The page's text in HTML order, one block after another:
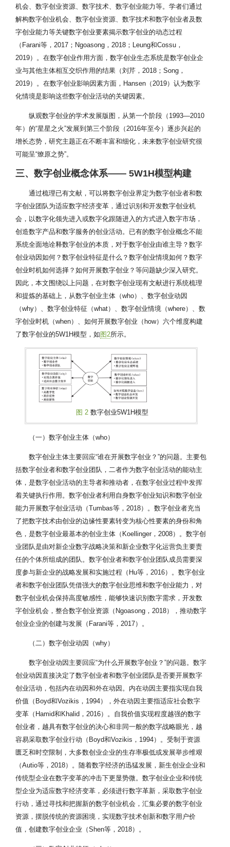
机会、数字创业资源、数字技术、数字创业能力等。学者们通过
解构数字创业机会、数字创业资源、数字技术和数字创业者及数
字创业能力等关键数字创业要素揭示数字创业的动态过程
（Farani等，2017；Ngoasong，2018；Leung和Cossu，
2019）。在数字创业作用方面，数字创业生态系统是数字创业企
业与其他主体相互交织作用的结果（刘芹，2018；Song，
2019）。在数字创业影响因素方面，Hansen（2019）认为数字
化情境是影响这些数字创业活动的关键因素。
纵观数字创业的学术发展版图，从第一个阶段（1993—2010
年）的“星星之火”发展到第三个阶段（2016年至今）逐步兴起的
增长态势，研究主题正在不断丰富和细化，未来数字创业研究很
可能呈“燎原之势”。
三、数字创业概念体系—— 5W1H模型构建
通过梳理已有文献，可以将数字创业界定为数字创业者和数
字创业团队为适应数字经济变革，通过识别和开发数字创业机
会，以数字化领先进入或数字化跟随进入的方式进入数字市场，
创造数字产品和数字服务的创业活动。已有的数字创业概念不能
系统全面地诠释数字创业的本质，对于数字创业由谁主导？数字
创业动因如何？数字创业特征是什么？数字创业情境如何？数字
创业时机如何选择？如何开展数字创业？等问题缺少深入研究。
因此，本文围绕以上问题，在对数字创业现有文献进行系统梳理
和提炼的基础上，从数字创业主体（who）、数字创业动因
（why）、数字创业特征（what）、数字创业情境（where）、数
字创业时机（when）、如何开展数字创业（how）六个维度构建
了数字创业的5W1H模型，如 图2所示。
图 2 数字创业5W1H模型
（一）数字创业主体（who）
数字创业主体主要回应“谁在开展数字创业？”的问题。主要包
括数字创业者和数字创业团队，二者作为数字创业活动的能动主
体，是数字创业活动的主导者和推动者，在数字创业过程中发挥
着关键执行作用。数字创业者利用自身数字创业知识和数字创业
能力开展数字创业活动（Tumbas等，2018）。数字创业者充当
了把数字技术由创业的边缘性要素转变为核心性要素的身份和角
色，是数字创业最基本的创业主体（Koellinger，2008）。数字创
业团队是由对新企业数字战略决策和新企业数字化运营负主要责
任的个体所组成的团队。数字创业者和数字创业团队成员需要深
度参与新企业的战略发展和实施过程（Hu等，2016）。数字创业
者和数字创业团队凭借强大的数字创业思维和数字创业能力，对
数字创业机会保持高度敏感性，能够快速识别数字需求，开发数
字创业机会，整合数字创业资源（Ngoasong，2018），推动数字
创业企业的创建与发展（Farani等，2017）。
（二）数字创业动因（why）
数字创业动因主要回应“为什么开展数字创业？”的问题。数字
创业动因直接决定了数字创业者和数字创业团队是否要开展数字
创业活动，包括内在动因和外在动因。内在动因主要指实现自我
价值（Boyd和Vozikis，1994），外在动因主要指适应社会数字
变革（Hamid和Khalid，2016）。自我价值实现程度越强的数字
创业者，越具有数字创业的决心和非同一般的数字战略眼光，越
容易采取数字创业行动（Boyd和Vozikis，1994）。受制于资源
匮乏和时空限制，大多数创业企业的生存率极低或发展举步维艰
（Autio等，2018）。随着数字经济的迅猛发展，新生创业企业和
传统型企业在数字变革的冲击下更显势微。数字创业企业和传统
型企业为适应数字经济变革，必须进行数字革新，采取数字创业
行动，通过寻找和把握新的数字创业机会，汇集必要的数字创业
资源，摆脱传统的资源困境，实现数字技术创新和数字用户价
值，创建数字创业企业（Shen等，2018）。